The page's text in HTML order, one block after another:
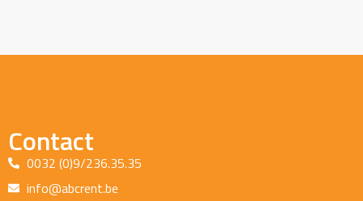
Contact
0032 (0)9/236.35.35
info@abcrent.be